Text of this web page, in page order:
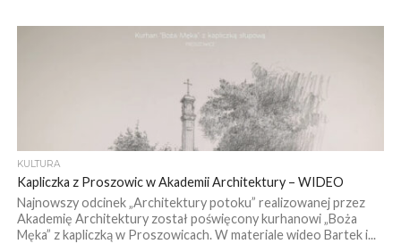
KULTURA
Kapliczka z Proszowic w Akademii Architektury – WIDEO
Najnowszy odcinek „Architektury potoku” realizowanej przez
Akademię Architektury został poświęcony kurhanowi „Boża
Męka” z kapliczką w Proszowicach. W materiale wideo Bartek i...